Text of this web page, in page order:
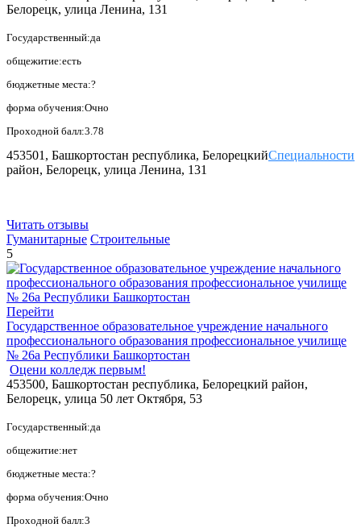
Белорецк, улица Ленина, 131
Государственный:да
общежитие:есть
бюджетные места:?
форма обучения:Очно
Проходной балл:3.78
Специальности
453501, Башкортостан республика, Белорецкий
район, Белорецк, улица Ленина, 131
Читать отзывы
Гуманитарные Строительные
5
Перейти
Государственное образовательное учреждение начального
профессионального образования профессиональное училище
№ 26а Республики Башкортостан
Оцени колледж первым!
453500, Башкортостан республика, Белорецкий район,
Белорецк, улица 50 лет Октября, 53
Государственный:да
общежитие:нет
бюджетные места:?
форма обучения:Очно
Проходной балл:3